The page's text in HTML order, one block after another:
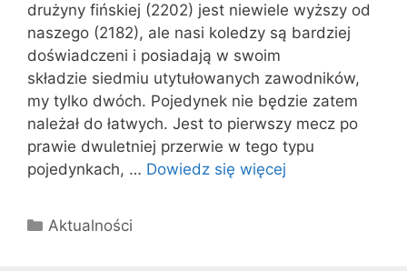
drużyny fińskiej (2202) jest niewiele wyższy od
naszego (2182), ale nasi koledzy są bardziej
doświadczeni i posiadają w swoim
składzie siedmiu utytułowanych zawodników,
my tylko dwóch. Pojedynek nie będzie zatem
należał do łatwych. Jest to pierwszy mecz po
prawie dwuletniej przerwie w tego typu
pojedynkach, … Dowiedz się więcej
Kategorie
Aktualności